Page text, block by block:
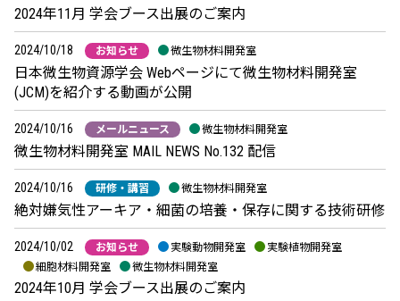
2024年11月 学会ブース出展のご案内
2024/10/18 お知らせ 微生物材料開発室
日本微生物資源学会 Webページにて微生物材料開発室
(JCM)を紹介する動画が公開
2024/10/16 メールニュース 微生物材料開発室
微生物材料開発室 MAIL NEWS No.132 配信
2024/10/16 研修・講習 微生物材料開発室
絶対嫌気性アーキア・細菌の培養・保存に関する技術研修
2024/10/02 お知らせ 実験動物開発室
実験植物開発室
細胞材料開発室
微生物材料開発室
2024年10月 学会ブース出展のご案内